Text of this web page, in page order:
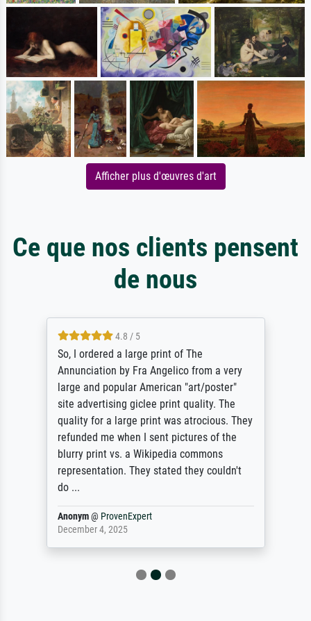
Afficher plus d'œuvres d'art
Ce que nos clients pensent
de nous
4.8 / 5
So, I ordered a large print of The
Annunciation by Fra Angelico from a very
large and popular American "art/poster"
site advertising giclee print quality. The
quality for a large print was atrocious. They
refunded me when I sent pictures of the
blurry print vs. a Wikipedia commons
representation. They stated they couldn't
do ...
Anonym@ ProvenExpert
December 4, 2025